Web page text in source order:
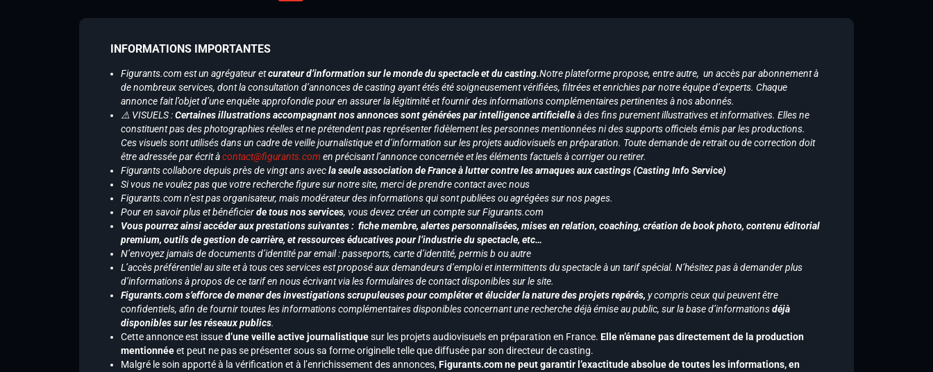
INFORMATIONS IMPORTANTES
Figurants.com est un agrégateur etcurateur d’information sur le monde du spectacle et du casting.Notre plateforme propose, entre autre, un accès par abonnement à
de nombreux services, dont la consultation d’annonces de casting ayant étés été soigneusement vérifiées, filtrées et enrichies par notre équipe d’experts. Chaque
annonce fait l’objet d’une enquête approfondie pour en assurer la légitimité et fournir des informations complémentaires pertinentes à nos abonnés.
⚠️ VISUELS :Certaines illustrations accompagnant nos annonces sont générées par intelligence artificielleà des fins purement illustratives et informatives. Elles ne
constituent pas des photographies réelles et ne prétendent pas représenter fidèlement les personnes mentionnées ni des supports officiels émis par les productions.
Ces visuels sont utilisés dans un cadre de veille journalistique et d’information sur les projets audiovisuels en préparation. Toute demande de retrait ou de correction doit
être adressée par écrit àcontact@figurants.com en précisant l’annonce concernée et les éléments factuels à corriger ou retirer.
Figurants collabore depuis près de vingt ans avecla seule association de France à lutter contre les arnaques aux castings (Casting Info Service)
Si vous ne voulez pas que votre recherche figure sur notre site, merci de prendre contact avec nous
Figurants.com n’est pas organisateur, mais modérateur des informations qui sont publiées ou agrégées sur nos pages.
Pour en savoir plus et bénéficierde tous nos services, vous devez créer un compte sur Figurants.com
Vous pourrez ainsi accéder aux prestations suivantes : fiche membre, alertes personnalisées, mises en relation, coaching, création de book photo, contenu éditorial
premium, outils de gestion de carrière, et ressources éducatives pour l’industrie du spectacle, etc…
N’envoyez jamais de documents d’identité par email : passeports, carte d’identité, permis b ou autre
L’accès préférentiel au site et à tous ces services est proposé aux demandeurs d’emploi et intermittents du spectacle à un tarif spécial. N’hésitez pas à demander plus
d’informations à propos de ce tarif en nous écrivant via les formulaires de contact disponibles sur le site.
Figurants.com s’efforce de mener des investigations scrupuleuses pour compléter et élucider la nature des projets repérés, y compris ceux qui peuvent être
confidentiels, afin de fournir toutes les informations complémentaires disponibles concernant une recherche déjà émise au public, sur la base d’informationsdéjà
disponibles sur les réseaux publics.
Cette annonce est issued’une veille active journalistiquesur les projets audiovisuels en préparation en France. Elle n’émane pas directement de la production
mentionnéeet peut ne pas se présenter sous sa forme originelle telle que diffusée par son directeur de casting.
Malgré le soin apporté à la vérification et à l’enrichissement des annonces,Figurants.com ne peut garantir l’exactitude absolue de toutes les informations, en